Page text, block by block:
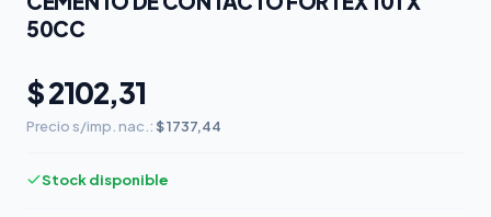
50CC
$ 2102,31
Precio s/imp. nac.: $ 1737,44
Stock disponible